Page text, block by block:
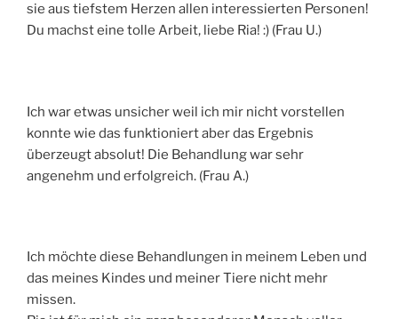
sie aus tiefstem Herzen allen interessierten Personen!
Du machst eine tolle Arbeit, liebe Ria! :) (Frau U.)
Ich war etwas unsicher weil ich mir nicht vorstellen
konnte wie das funktioniert aber das Ergebnis
überzeugt absolut! Die Behandlung war sehr
angenehm und erfolgreich. (Frau A.)
Ich möchte diese Behandlungen in meinem Leben und
das meines Kindes und meiner Tiere nicht mehr
missen.